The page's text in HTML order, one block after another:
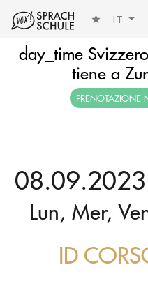
IT
day_time
tiene a
PRENOTAZIONE
Lun, Mer,
ID